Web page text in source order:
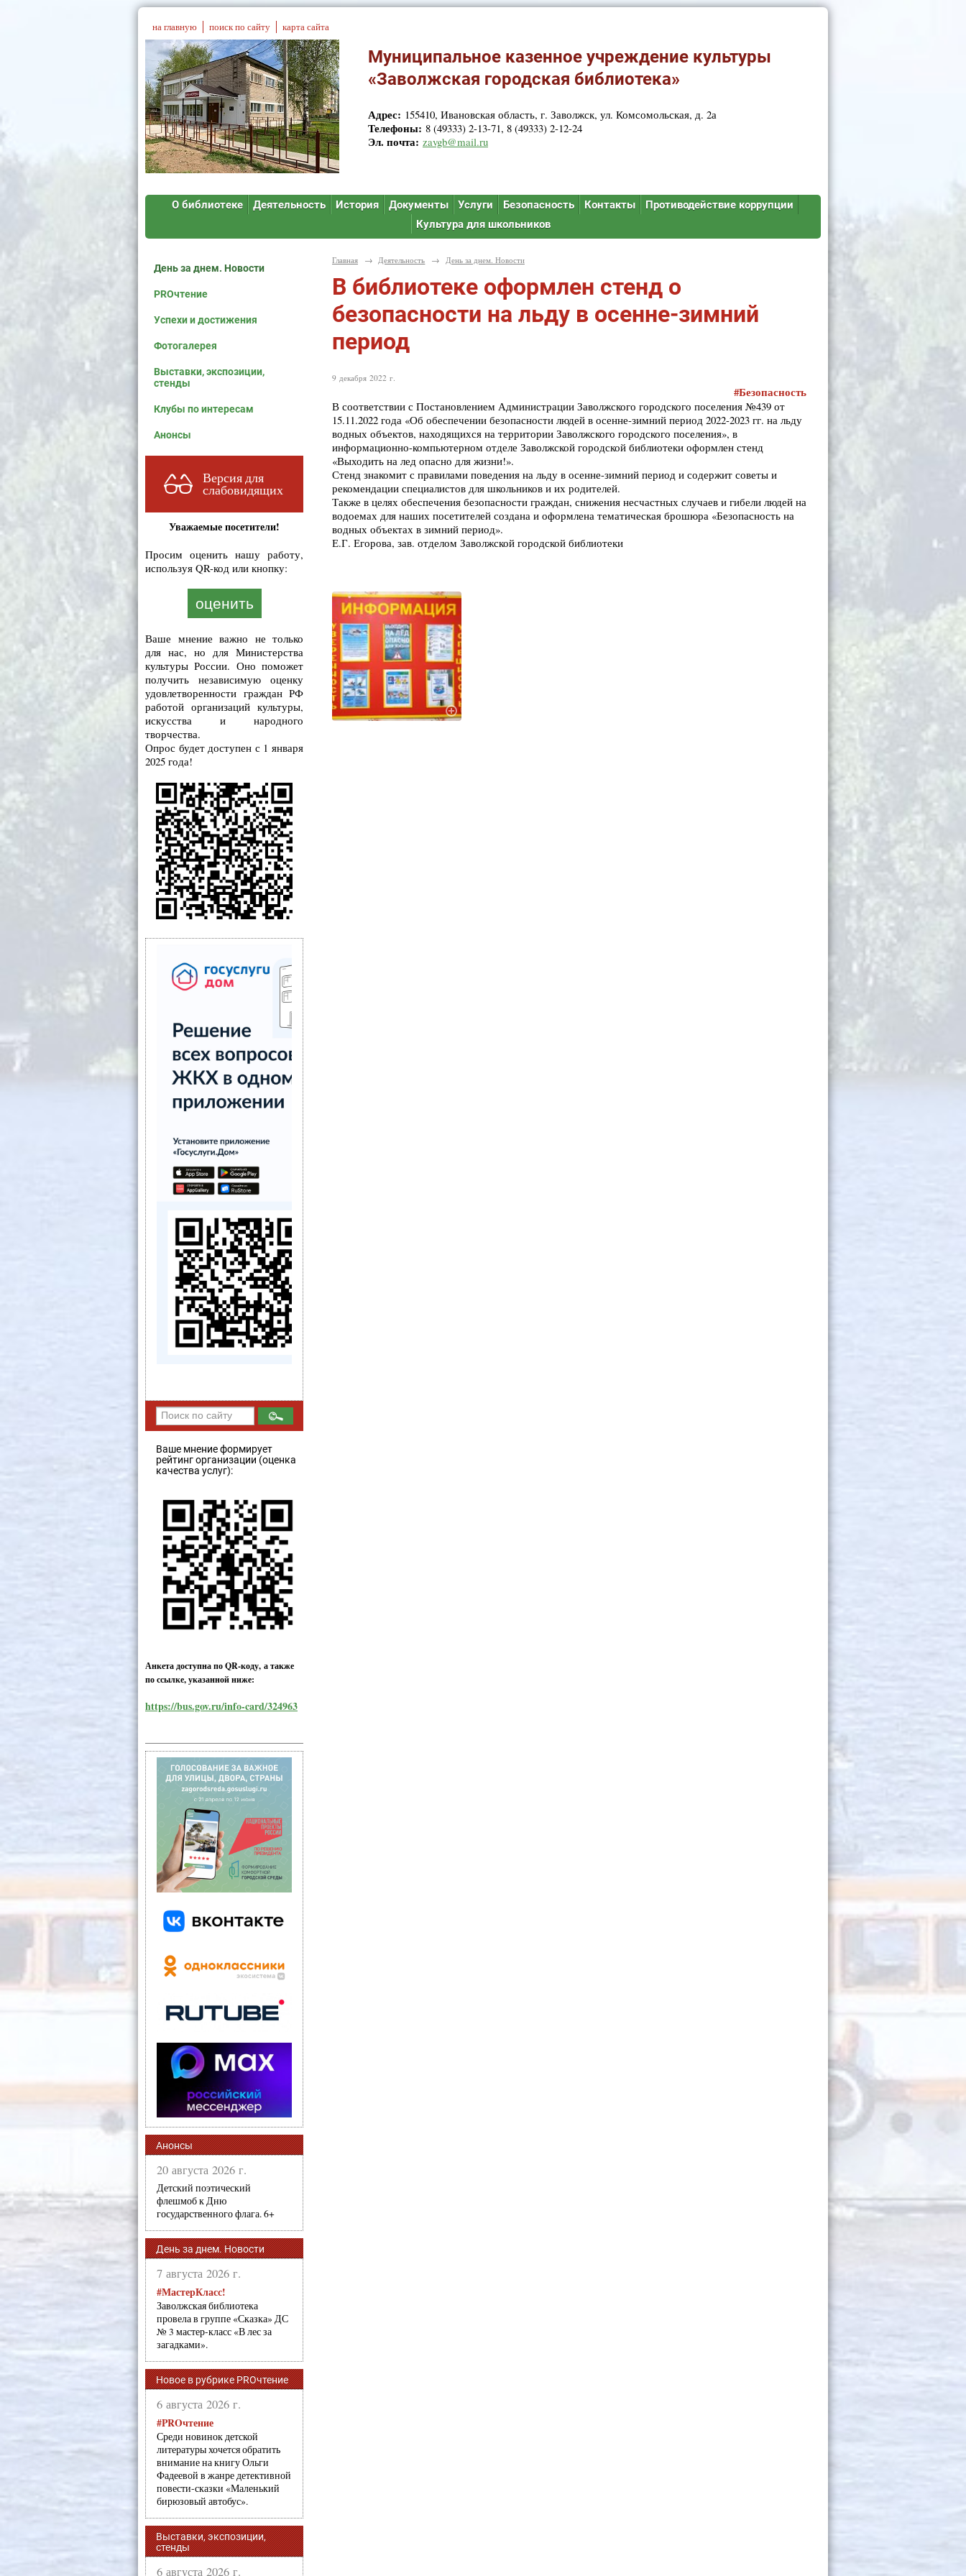
на главную поиск по сайту карта сайта
Муниципальное казенное учреждение культуры
«Заволжская городская библиотека»
Адрес: 155410, Ивановская область, г. Заволжск, ул. Комсомольская, д. 2а
Телефоны: 8 (49333) 2-13-71, 8 (49333) 2-12-24
Эл. почта: zavgb@mail.ru
О библиотеке Деятельность История Документы Услуги Безопасность Контакты
Противодействие коррупции
Культура для школьников
День за днем. Новости
PROчтение
Успехи и достижения
Фотогалерея
Выставки, экспозиции,
стенды
Клубы по интересам
Анонсы
Версия для
слабовидящих
Уважаемые посетители!
Просим оценить нашу работу,
используя QR-код или кнопку:
оценить
Ваше мнение важно не только
для нас, но для Министерства
культуры России. Оно поможет
получить независимую оценку
удовлетворенности граждан РФ
работой организаций культуры,
искусства и народного
творчества.
Опрос будет доступен с 1 января
2025 года!
Ваше мнение формирует
рейтинг организации (оценка
качества услуг):
Анкета доступна по QR-коду, а также
по ссылке, указанной ниже:
https://bus.gov.ru/info-card/324963
Анонсы
20 августа 2026 г.
Детский поэтический
флешмоб к Дню
государственного флага. 6+
День за днем. Новости
7 августа 2026 г.
#МастерКласс!
Заволжская библиотека
провела в группе «Сказка» ДС
№ 3 мастер-класс «В лес за
загадками».
Новое в рубрике PROчтение
6 августа 2026 г.
#PROчтение
Среди новинок детской
литературы хочется обратить
внимание на книгу Ольги
Фадеевой в жанре детективной
повести-сказки «Маленький
бирюзовый автобус».
Выставки, экспозиции,
стенды
6 августа 2026 г.
Главная → Деятельность → День за днем. Новости
В библиотеке оформлен стенд о
безопасности на льду в осенне-зимний
период
9 декабря 2022 г.
#Безопасность
В соответствии с Постановлением Администрации Заволжского городского поселения №439 от
15.11.2022 года «Об обеспечении безопасности людей в осенне-зимний период 2022-2023 гг. на льду
водных объектов, находящихся на территории Заволжского городского поселения», в
информационно-компьютерном отделе Заволжской городской библиотеки оформлен стенд
«Выходить на лед опасно для жизни!».
Стенд знакомит с правилами поведения на льду в осенне-зимний период и содержит советы и
рекомендации специалистов для школьников и их родителей.
Также в целях обеспечения безопасности граждан, снижения несчастных случаев и гибели людей на
водоемах для наших посетителей создана и оформлена тематическая брошюра «Безопасность на
водных объектах в зимний период».
Е.Г. Егорова, зав. отделом Заволжской городской библиотеки